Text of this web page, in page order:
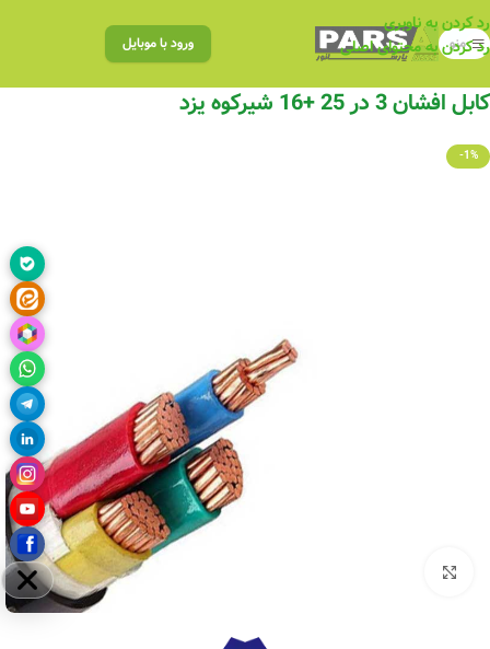
رد کردن به ناوبری
رد کردن به محتوای اصلی
منو ورود با موبایل
کابل افشان 3 در 25 +16 شیرکوه یزد
-1%